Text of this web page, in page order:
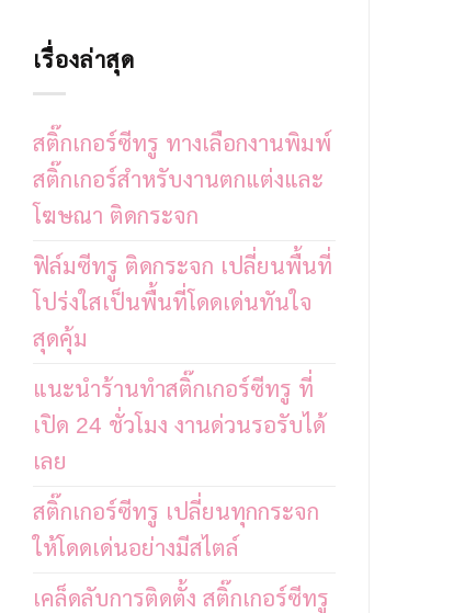
เรื่องล่าสุด
สติ๊กเกอร์ซีทรู ทางเลือกงานพิมพ์
สติ๊กเกอร์สำหรับงานตกแต่งและ
โฆษณา ติดกระจก
ฟิล์มซีทรู ติดกระจก เปลี่ยนพื้นที่
โปร่งใสเป็นพื้นที่โดดเด่นทันใจ
สุดคุ้ม
แนะนำร้านทำสติ๊กเกอร์ซีทรู ที่
เปิด 24 ชั่วโมง งานด่วนรอรับได้
เลย
สติ๊กเกอร์ซีทรู เปลี่ยนทุกกระจก
ให้โดดเด่นอย่างมีสไตล์
เคล็ดลับการติดตั้ง สติ๊กเกอร์ซีทรู